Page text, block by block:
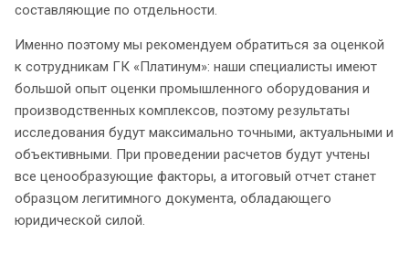
составляющие по отдельности.
Именно поэтому мы рекомендуем обратиться за оценкой
к сотрудникам ГК «Платинум»: наши специалисты имеют
большой опыт оценки промышленного оборудования и
производственных комплексов, поэтому результаты
исследования будут максимально точными, актуальными и
объективными. При проведении расчетов будут учтены
все ценообразующие факторы, а итоговый отчет станет
образцом легитимного документа, обладающего
юридической силой.